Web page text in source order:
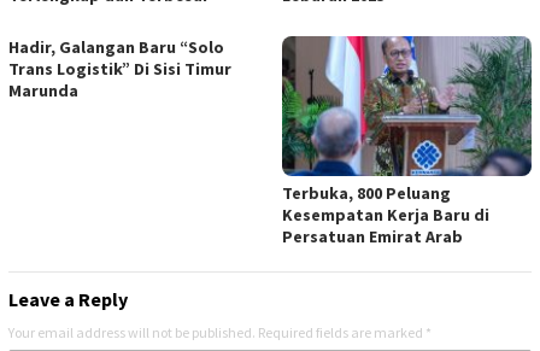
Hadir, Galangan Baru “Solo
Trans Logistik” Di Sisi Timur
Marunda
Terbuka, 800 Peluang
Kesempatan Kerja Baru di
Persatuan Emirat Arab
Leave a Reply
Your email address will not be published. Required fields are marked *